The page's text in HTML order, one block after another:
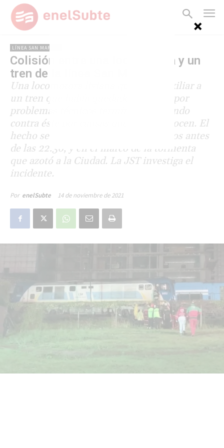
LÍNEA SAN MARTÍN
Colisión entre una locomotora y un
tren de la línea San Martín
Una locomotora liviana que iba a auxiliar a
un tren que había quedado detenido por
problemas técnicos terminó impactando
contra éste por causas que se desconocen. El
hecho se produjo en Palermo, minutos antes
de las 22:30, y en el marco de la tormenta
que azotó a la Ciudad. La JST investiga el
incidente.
Por enelSubte 14 de noviembre de 2021